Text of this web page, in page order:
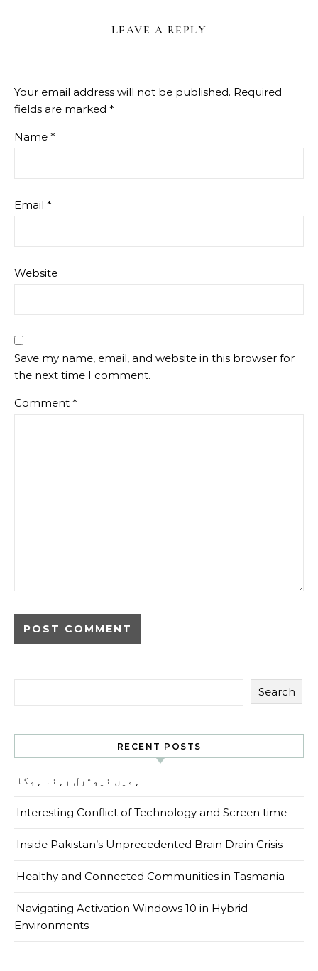
LEAVE A REPLY
Your email address will not be published. Required
fields are marked *
Name *
Email *
Website
Save my name, email, and website in this browser for
the next time I comment.
Comment *
Search
RECENT POSTS
ہمیں نیوٹرل رہنا ہوگا
Interesting Conflict of Technology and Screen time
Inside Pakistan’s Unprecedented Brain Drain Crisis
Healthy and Connected Communities in Tasmania
Navigating Activation Windows 10 in Hybrid
Environments